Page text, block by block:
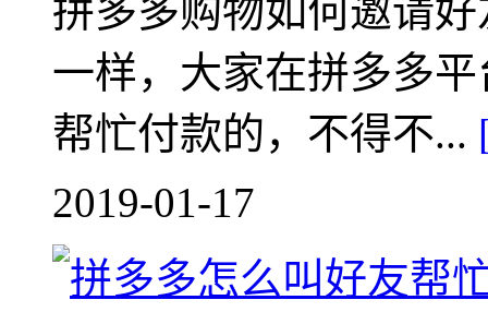
拼多多购物如何邀请
一样，大家在拼多多
帮忙付款的，不得不...
2019-01-17